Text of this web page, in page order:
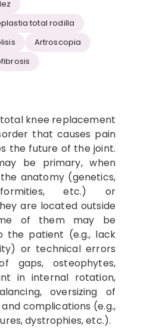
total rodilla
Artroscopia
knee replacement
that causes pain
the future of the joint.
be primary, when
anatomy (genetics,
etc.) or
are located outside
of them may be
the patient (e.g., lack
or technical errors
gaps, osteophytes,
in internal rotation,
oversizing of
complications (e.g.,
dystrophies, etc.).